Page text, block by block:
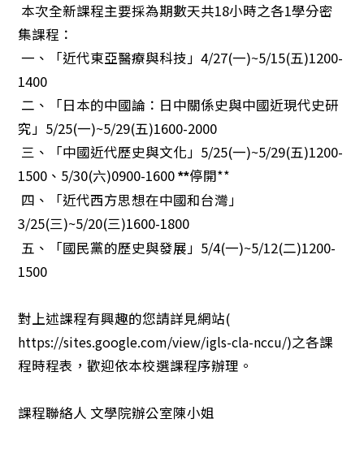
本次全新課程主要採為期數天共18小時之各1學分密
集課程：
一、「近代東亞醫療與科技」4/27(一)~5/15(五)1200-
1400
二、「日本的中國論：日中關係史與中國近現代史研
究」5/25(一)~5/29(五)1600-2000
三、「中國近代歷史與文化」5/25(一)~5/29(五)1200-
1500、5/30(六)0900-1600**停開**
四、「近代西方思想在中國和台灣」
3/25(三)~5/20(三)1600-1800
五、「國民黨的歷史與發展」5/4(一)~5/12(二)1200-
1500
對上述課程有興趣的您請詳見網站(
https://sites.google.com/view/igls-cla-nccu/)之各課
程時程表，歡迎依本校選課程序辦理。
課程聯絡人 文學院辦公室陳小姐